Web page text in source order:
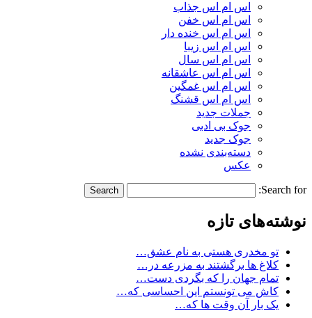
اس ام اس جذاب
اس ام اس خفن
اس ام اس خنده دار
اس ام اس زیبا
اس ام اس سال
اس ام اس عاشقانه
اس ام اس غمگین
اس ام اس قشنگ
جملات جدید
جوک بی ادبی
جوک جدید
دسته‌بندی نشده
عکس
Search for:
نوشته‌های تازه
تو مخدری هستی به نام عشق…
کلاغ ها برگشتند به مزرعه در…
تمام جهان را که بگردی دست…
کاش می تونستم این احساسی که…
یک بار آن وقت ها که…